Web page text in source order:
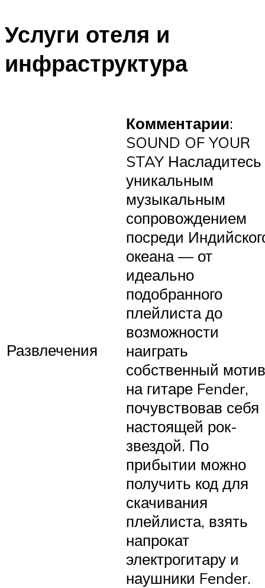
Услуги отеля и
инфраструктура
Развлечения
Комментарии:
SOUND OF YOUR
STAY Насладитесь
уникальным
музыкальным
сопровождением
посреди
океана — от
идеально
подобранного
плейлиста до
возможности
наиграть
собственный мотив
на гитаре Fender,
почувствовав себя
настоящей рок-
звездой. По
прибытии можно
получить код для
скачивания
плейлиста, взять
напрокат
электрогитару и
наушники Fender.